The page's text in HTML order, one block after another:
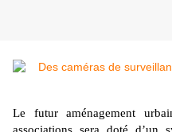
Le futur aménagement